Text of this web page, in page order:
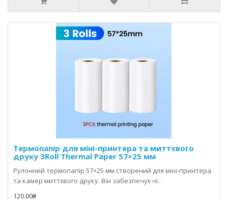
Термопапір для міні-принтера та миттєвого
друку 3Roll Thermal Paper 57×25 мм
Рулонний термопапір 57×25 мм створений для міні‑принтера
та камер миттєвого друку. Він забезпечує чі..
120.00₴